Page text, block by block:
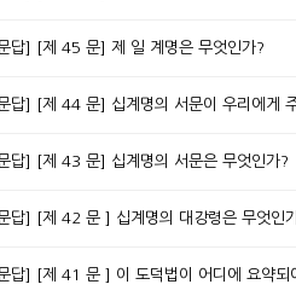
답] [제 45 문] 제 일 계명은 무엇인가?
답] [제 44 문] 십계명의 서문이 우리에게
답] [제 43 문] 십계명의 서문은 무엇인가?
답] [제 42 문 ] 십계명의 대강령은 무엇인
답] [제 41 문 ] 이 도덕법이 어디에 요약되